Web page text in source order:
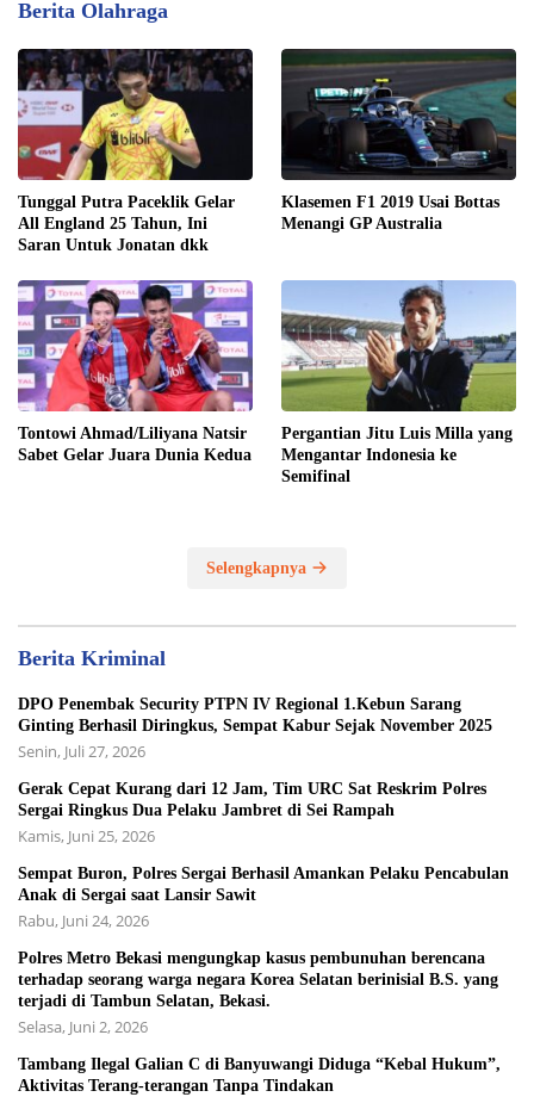
Berita Olahraga
Tunggal Putra Paceklik Gelar
All England 25 Tahun, Ini
Saran Untuk Jonatan dkk
Klasemen F1 2019 Usai Bottas
Menangi GP Australia
Tontowi Ahmad/Liliyana Natsir
Sabet Gelar Juara Dunia Kedua
Pergantian Jitu Luis Milla yang
Mengantar Indonesia ke
Semifinal
Selengkapnya
Berita Kriminal
DPO Penembak Security PTPN IV Regional 1.Kebun Sarang
Ginting Berhasil Diringkus, Sempat Kabur Sejak November 2025
Senin, Juli 27, 2026
Gerak Cepat Kurang dari 12 Jam, Tim URC Sat Reskrim Polres
Sergai Ringkus Dua Pelaku Jambret di Sei Rampah
Kamis, Juni 25, 2026
Sempat Buron, Polres Sergai Berhasil Amankan Pelaku Pencabulan
Anak di Sergai saat Lansir Sawit
Rabu, Juni 24, 2026
Polres Metro Bekasi mengungkap kasus pembunuhan berencana
terhadap seorang warga negara Korea Selatan berinisial B.S. yang
terjadi di Tambun Selatan, Bekasi.
Selasa, Juni 2, 2026
Tambang Ilegal Galian C di Banyuwangi Diduga “Kebal Hukum”,
Aktivitas Terang-terangan Tanpa Tindakan